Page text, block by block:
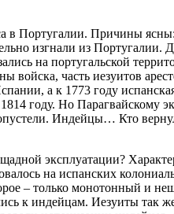
в Португалии. Причины
изгнали из Португалии.
на португальской
войска, часть иезуитов
а к 1773 году
году. Но
Индейцы… Кто
эксплуатации?
на испанских
– только монотонный и
к индейцам. Иезуиты так